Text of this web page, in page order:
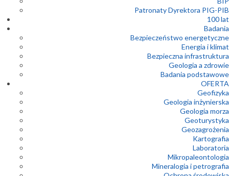
Patronaty Dyrektora PIG-PIB
100 lat
Badania
Bezpieczeństwo energetyczne
Energia i klimat
Bezpieczna infrastruktura
Geologia a zdrowie
Badania podstawowe
OFERTA
Geofizyka
Geologia inżynierska
Geologia morza
Geoturystyka
Geozagrożenia
Kartografia
Laboratoria
Mikropaleontologia
Mineralogia i petrografia